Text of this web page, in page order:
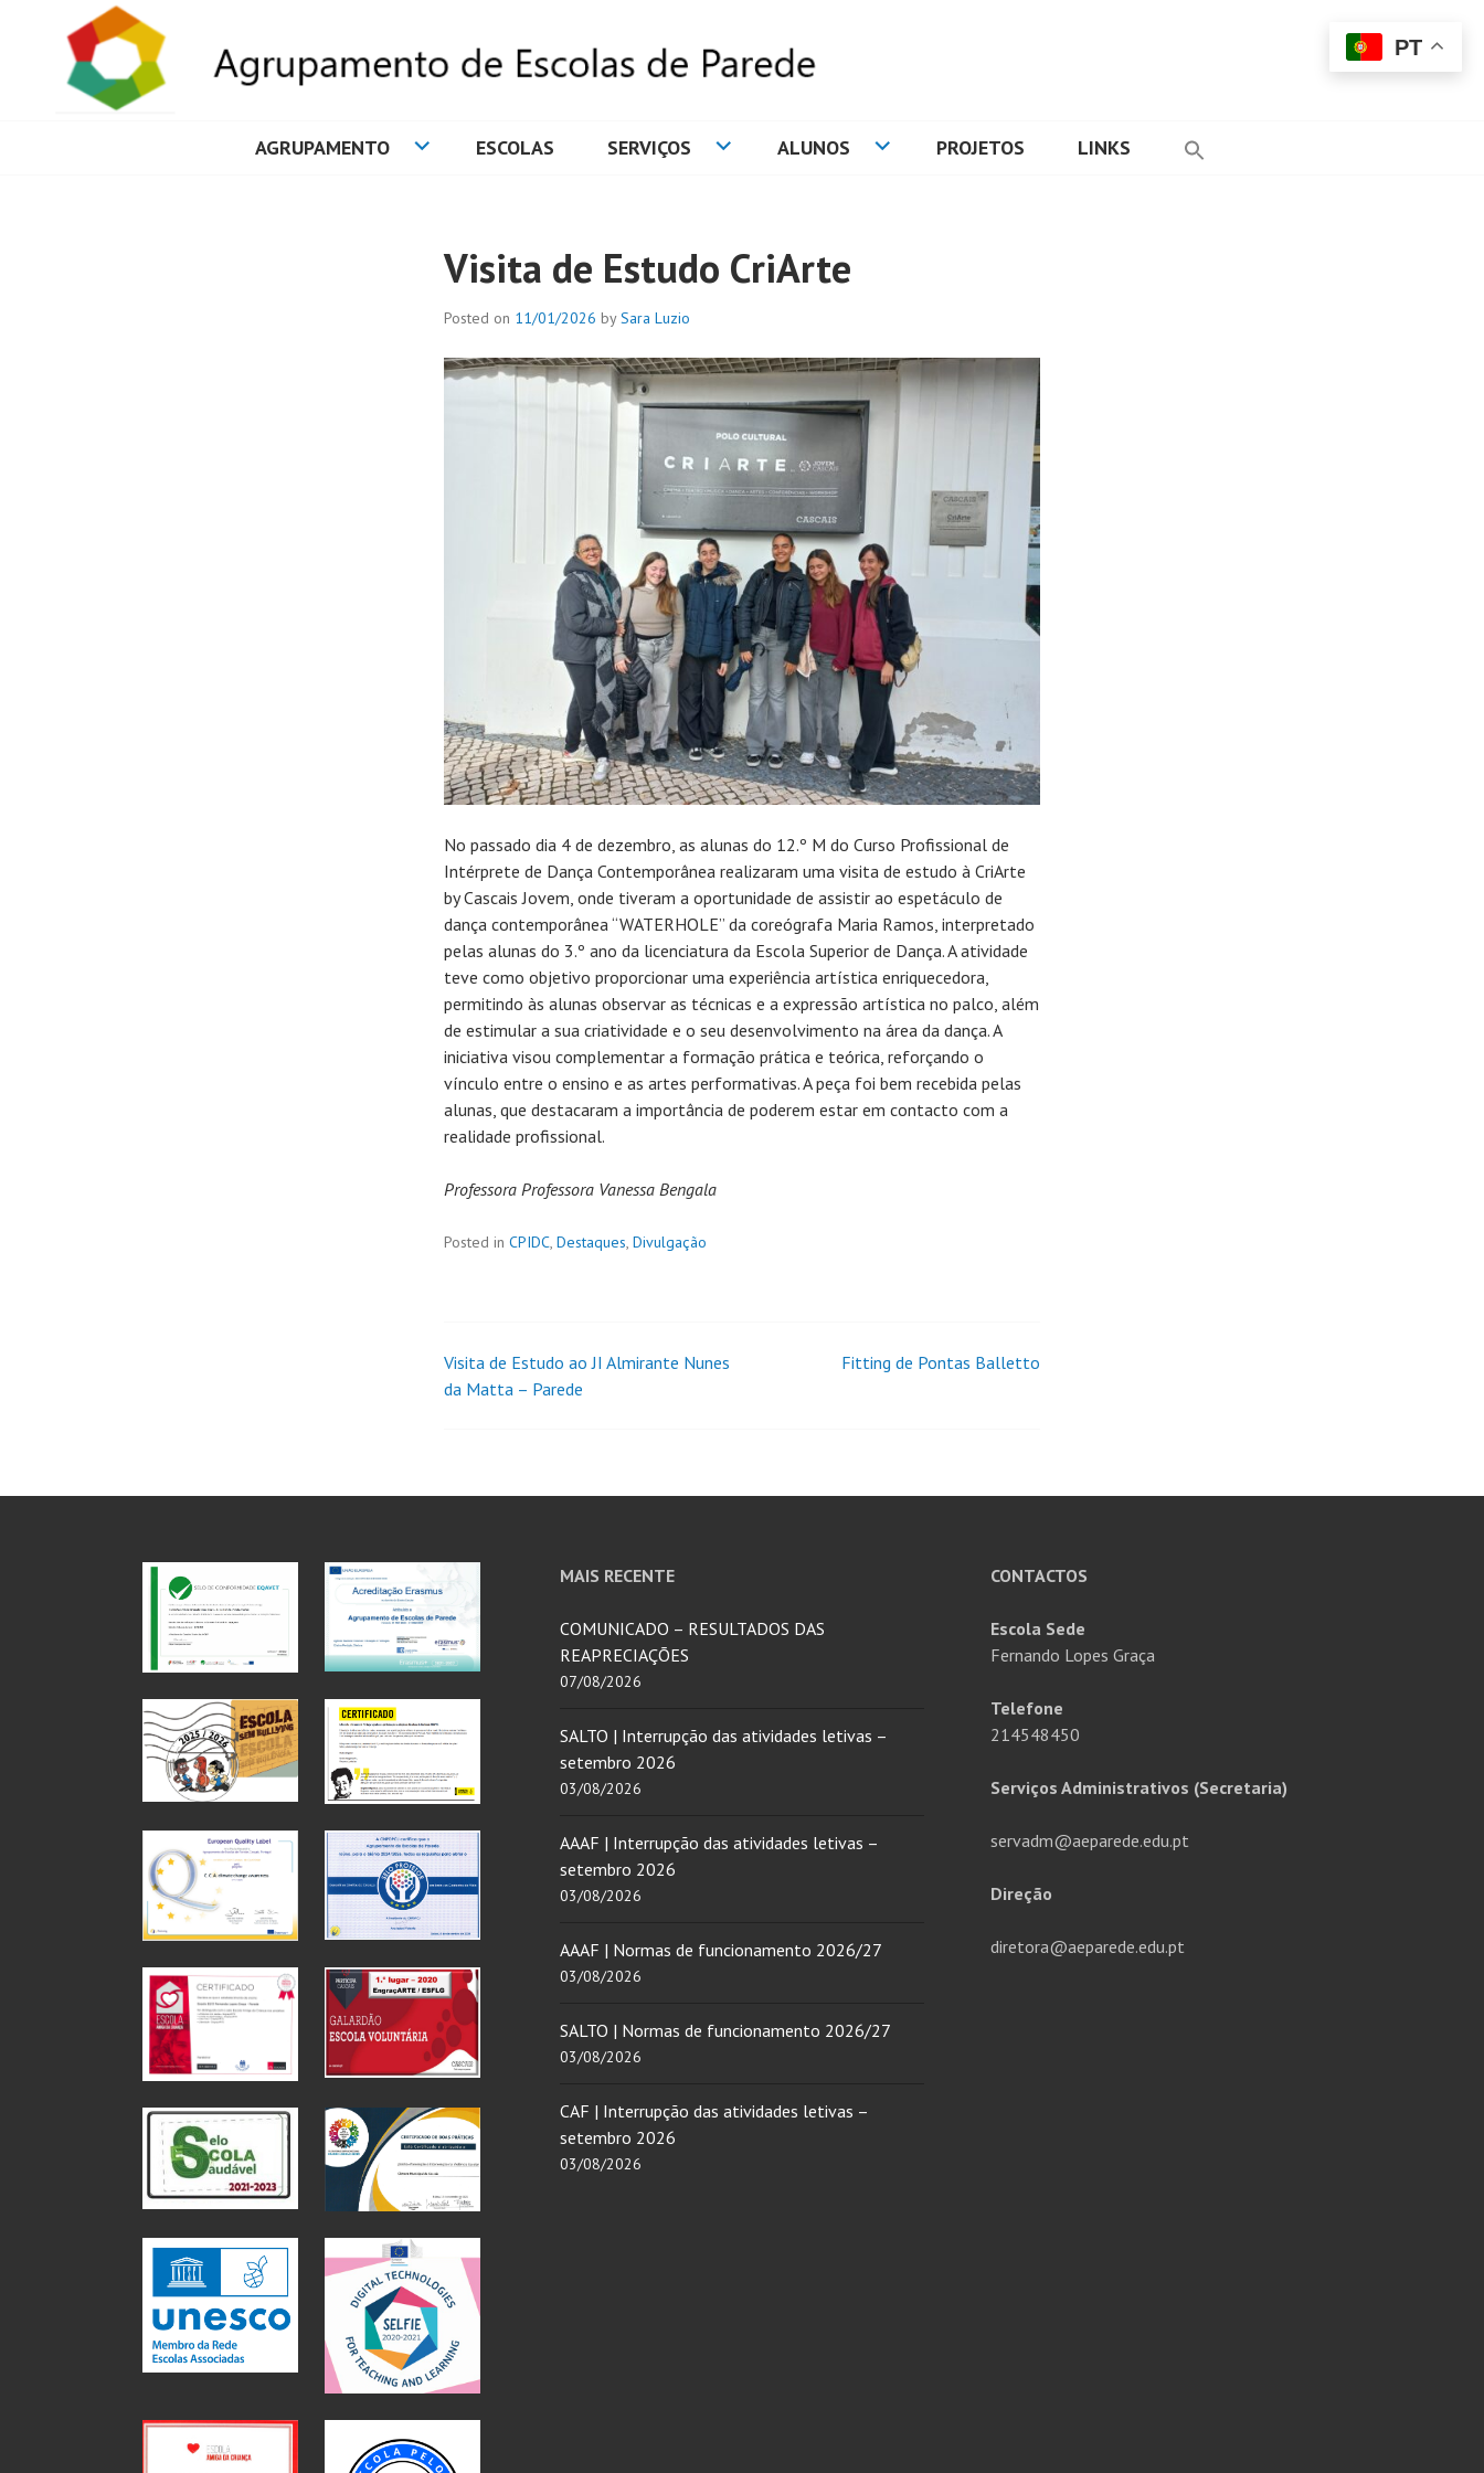
AGRUPAMENTO ESCOLAS SERVIÇOS ALUNOS PROJETOS LINKS
Visita de Estudo CriArte
Posted on 11/01/2026 bySara Luzio
No passado dia 4 de dezembro, as alunas do 12.º M do Curso Profissional de
Intérprete de Dança Contemporânea realizaram uma visita de estudo à CriArte
by Cascais Jovem, onde tiveram a oportunidade de assistir ao espetáculo de
dança contemporânea “WATERHOLE” da coreógrafa Maria Ramos, interpretado
pelas alunas do 3.º ano da licenciatura da Escola Superior de Dança. A atividade
teve como objetivo proporcionar uma experiência artística enriquecedora,
permitindo às alunas observar as técnicas e a expressão artística no palco, além
de estimular a sua criatividade e o seu desenvolvimento na área da dança. A
iniciativa visou complementar a formação prática e teórica, reforçando o
vínculo entre o ensino e as artes performativas. A peça foi bem recebida pelas
alunas, que destacaram a importância de poderem estar em contacto com a
realidade profissional.
Professora Professora Vanessa Bengala
Posted in CPIDC, Destaques, Divulgação
Visita de Estudo ao JI Almirante Nunes
da Matta – Parede
Fitting de Pontas Balletto
MAIS RECENTE
COMUNICADO – RESULTADOS DAS
REAPRECIAÇÕES
07/08/2026
SALTO | Interrupção das atividades letivas –
setembro 2026
03/08/2026
AAAF | Interrupção das atividades letivas –
setembro 2026
03/08/2026
AAAF | Normas de funcionamento 2026/27
03/08/2026
SALTO | Normas de funcionamento 2026/27
03/08/2026
CAF | Interrupção das atividades letivas –
setembro 2026
03/08/2026
CONTACTOS
Escola Sede
Fernando Lopes Graça
Telefone
214548450
Serviços Administrativos (Secretaria)
servadm@aeparede.edu.pt
Direção
diretora@aeparede.edu.pt
PT